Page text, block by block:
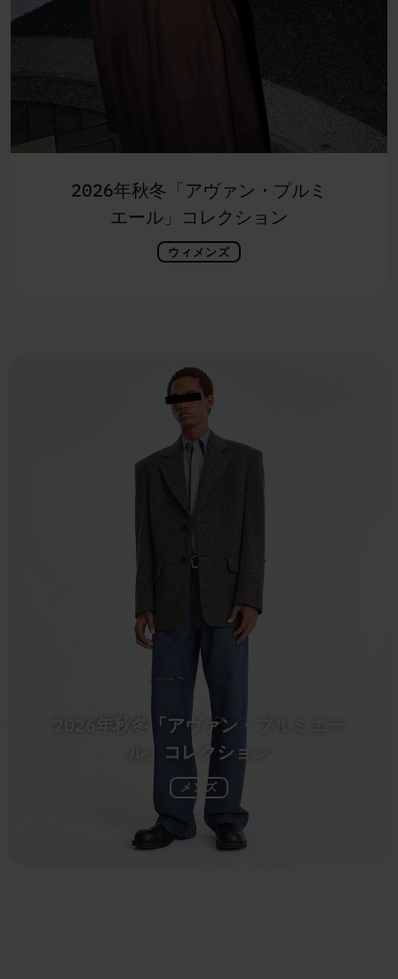
2026年秋冬「アヴァン・プルミ
エール」コレクション
ウィメンズ
2026年秋冬「アヴァン・プルミエー
ル」コレクション
メンズ